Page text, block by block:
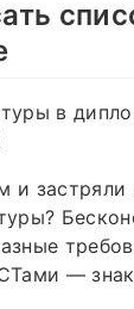
в
и застряли
—